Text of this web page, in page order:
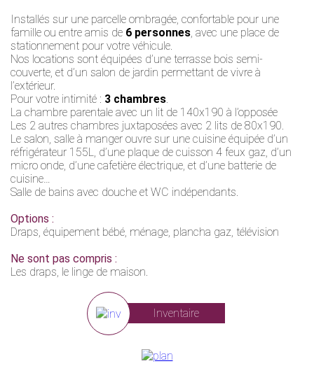
Installés sur une parcelle ombragée, confortable pour une
famille ou entre amis de 6 personnes , avec une place de
stationnement pour votre véhicule.
Nos locations sont équipées d’une terrasse bois semi-
couverte, et d’un salon de jardin permettant de vivre à
l’extérieur.
Pour votre intimité : 3 chambres
La chambre parentale avec un lit de 140x190 à l’opposée
Les 2 autres chambres juxtaposées avec 2 lits de 80x190.
Le salon, salle à manger ouvre sur une cuisine équipée d’un
réfrigérateur 155L, d’une plaque de cuisson 4 feux gaz, d’un
micro onde, d’une cafetière électrique, et d’une batterie de
cuisine…
Salle de bains avec douche et WC indépendants.
Options :
Draps, équipement bébé, ménage, plancha gaz, télévision
Ne sont pas compris :
Les draps, le linge de maison.
Inventaire